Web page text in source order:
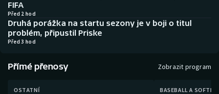
Biatlon
Boby a skeleton
Box
Curling
Aplikace ČT sport
AZ kvíz
FIFA
Před 2 hod
Druhá porážka na startu sezony je v boji o titul
problém, připustil Priske
Před 3 hod
Přímé přenosy Zobrazit program
OSTATNÍ BASEBALL A